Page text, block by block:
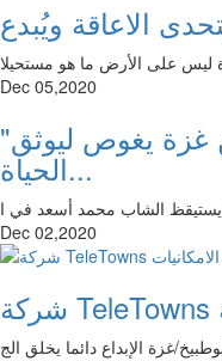
الاعاقة ويُبدع
Dec 05,2020
"أسعد" أول شاب من غزة يغوص ليوثق
الحياة...
Dec 02,2020